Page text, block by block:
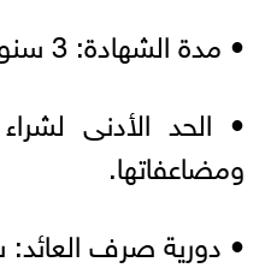
• مدة الشهادة: 3 سنوات.
ومضاعفاتها.
• دورية صرف